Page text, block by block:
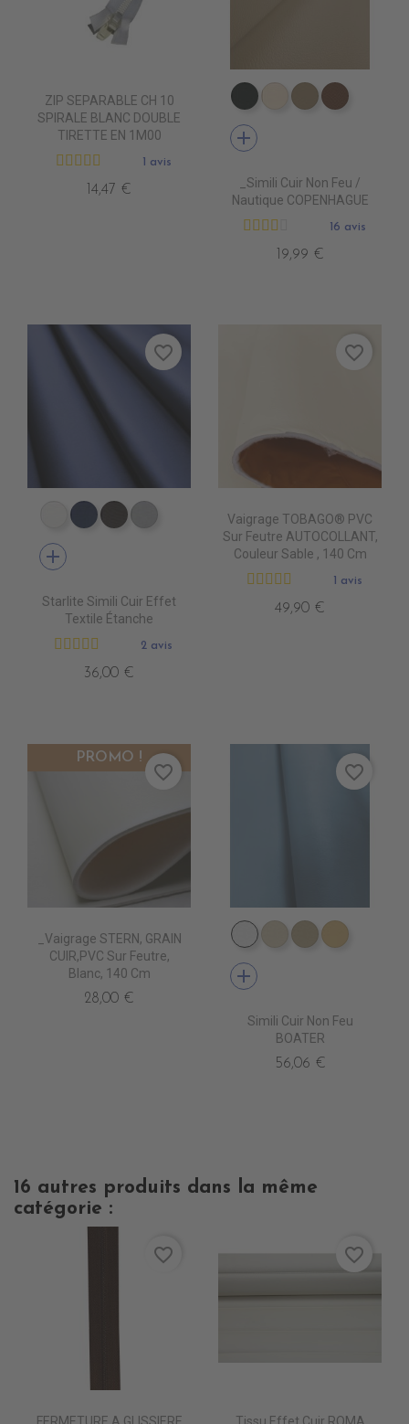
ZIP SEPARABLE CH 10
SPIRALE BLANC DOUBLE
TIRETTE EN 1M00
1 avis
14,47 €
EN7005 VERT ANGLAIS
EN7001 CREME
EN7002 BEIGE
EN7003
add
_Simili Cuir Non Feu /
Nautique COPENHAGUE
16 avis
19,99 €
EP9000 BLANC
EP9010 NAVY BLUE
EP9013 CHOCOLAT
EP9007 PERLE
add
Starlite Simili Cuir Effet
Textile Étanche
2 avis
36,00 €
favorite_border
Vaigrage TOBAGO® PVC
Sur Feutre AUTOCOLLANT,
Couleur Sable , 140 Cm
1 avis
49,90 €
favorite_border
_Vaigrage STERN, GRAIN
CUIR,PVC Sur Feutre,
Blanc, 140 Cm
28,00 €
PROMO !
favorite_border
EN3500 BLANC
EN3510 IVOIRE
EN3520EN3530
add
Simili Cuir Non Feu
BOATER
56,06 €
favorite_border
16 autres produits dans la même
catégorie :
favorite_border favorite_border